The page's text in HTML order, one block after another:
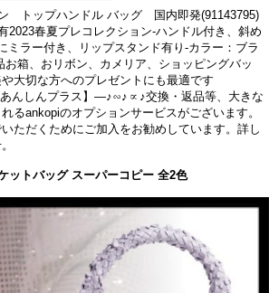
トップハンドル バッグ 国内即発(91143795)
春夏プレコレクション-ハンドル付き、斜め
ミラー付き、リップスタンド有り-カラー：ブラ
お箱、おリボン、カメリア、ショッピングバッ
大切な方へのプレゼントにも最適です
んしんプラス】―♪∽♪∝♪交換・返品等、大きな
るankopiのオプションサービスがございます。
ただくためにご加入をお勧めしています。詳し
ットバッグ スーパーコピー 全2色